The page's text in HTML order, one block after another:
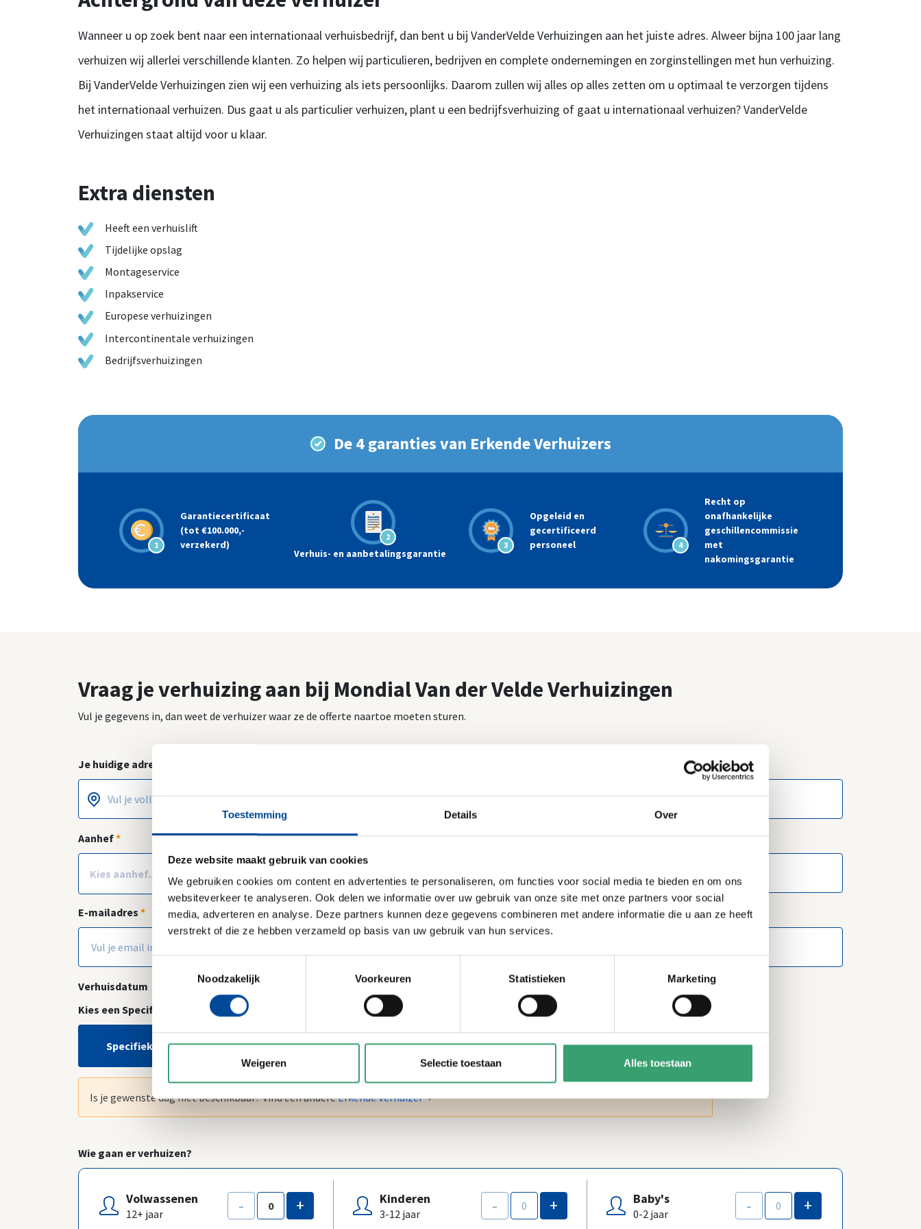
Toestemming Details Over
Deze website maakt gebruik van cookies
We gebruiken cookies om content en advertenties te personaliseren, om functies voor social media te bieden en om ons
websiteverkeer te analyseren. Ook delen we informatie over uw gebruik van onze site met onze partners voor social
media, adverteren en analyse. Deze partners kunnen deze gegevens combineren met andere informatie die u aan ze heeft
verstrekt of die ze hebben verzameld op basis van uw gebruik van hun services.
Noodzakelijk
Voorkeuren Statistieken Marketing
Weigeren Selectie toestaan Alles toestaan
Wanneer u op zoek bent naar een internationaal verhuisbedrijf, dan bent u bij VanderVelde Verhuizingen aan het juiste adres. Alweer bijna 100 jaar lang
verhuizen wij allerlei verschillende klanten. Zo helpen wij particulieren, bedrijven en complete ondernemingen en zorginstellingen met hun verhuizing.
Bij VanderVelde Verhuizingen zien wij een verhuizing als iets persoonlijks. Daarom zullen wij alles op alles zetten om u optimaal te verzorgen tijdens
het internationaal verhuizen. Dus gaat u als particulier verhuizen, plant u een bedrijfsverhuizing of gaat u internationaal verhuizen? VanderVelde
Verhuizingen staat altijd voor u klaar.
Extra diensten
Heeft een verhuislift
Tijdelijke opslag
Montageservice
Inpakservice
Europese verhuizingen
Intercontinentale verhuizingen
Bedrijfsverhuizingen
De 4 garanties van Erkende Verhuizers
1
Garantiecertificaat
(tot €100.000,-
verzekerd)
2
Verhuis- en aanbetalingsgarantie
3
Opgeleid en
gecertificeerd
personeel
4
Recht op
onafhankelijke
geschillencommissie
met
nakomingsgarantie
Vraag je verhuizing aan bij Mondial Van der Velde Verhuizingen
Vul je gegevens in, dan weet de verhuizer waar ze de offerte naartoe moeten sturen.
Je huidige adres
Postcode*
Huisnummer Postcode*
Huisnummer*
Aanhef* Voornaam* Achternaam*
E-mailadres * Telefoonnummer *
Verhuisdatum
Kies een Specifieke datum of een Periode
Specifieke datum Periode
Specifieke datum
Is je gewenste dag niet beschikbaar? Vind een andereErkende Verhuizer
Wie gaan er verhuizen?
Volwassenen
12+ jaar - + Kinderen
3-12 jaar - + Baby's
0-2 jaar - +